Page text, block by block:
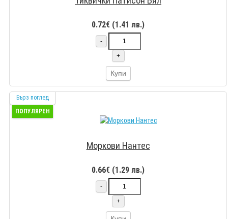
0.72€ (1.41 лв.)
-
+
Купи
Бърз поглед
ПОПУЛЯРЕН
Моркови Нантес
0.66€ (1.29 лв.)
-
+